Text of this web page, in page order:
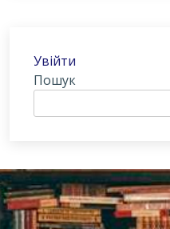
Увійти
Пошук